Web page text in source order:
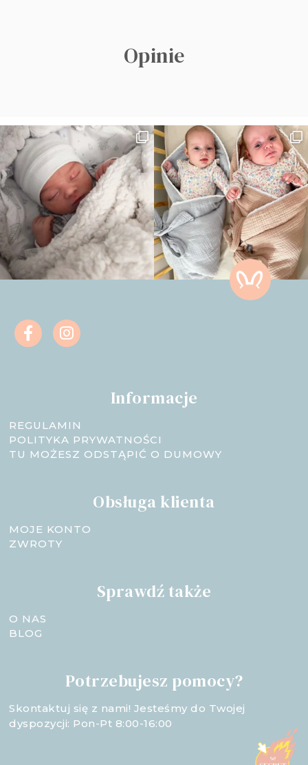
Opinie
Informacje
REGULAMIN
POLITYKA PRYWATNOŚCI
TU MOŻESZ ODSTĄPIĆ O DUMOWY
Obsługa klienta
MOJE KONTO
ZWROTY
Sprawdź także
O NAS
BLOG
Potrzebujesz pomocy?
Skontaktuj się z nami! Jesteśmy do Twojej
dyspozycji: Pon-Pt 8:00-16:00